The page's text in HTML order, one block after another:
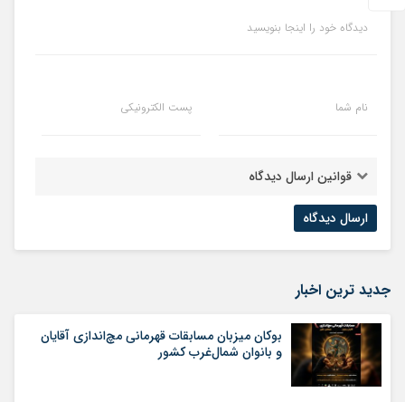
دیدگاه خود را اینجا بنویسید
نام شما پست الکترونیکی
قوانین ارسال دیدگاه
جدید ترین اخبار
بوکان میزبان مسابقات قهرمانی مچ‌اندازی آقایان
و بانوان شمال‌غرب کشور